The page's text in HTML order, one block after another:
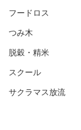
フードロス
つみ木
脱穀・精米
スクール
サクラマス放流